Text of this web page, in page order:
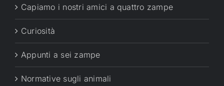
Capiamo i nostri amici a quattro zampe
Curiosità
Appunti a sei zampe
Normative sugli animali